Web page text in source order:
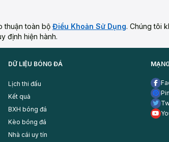
thuận toàn bộĐiều Khoản Sử Dụng. Chúng tôi
định hiện hành.
DỮ LIỆU BÓNG ĐÁ
Lịch thi đấu
Kết quả
BXH bóng đá
Kèo bóng đá
Nhà cái uy tín